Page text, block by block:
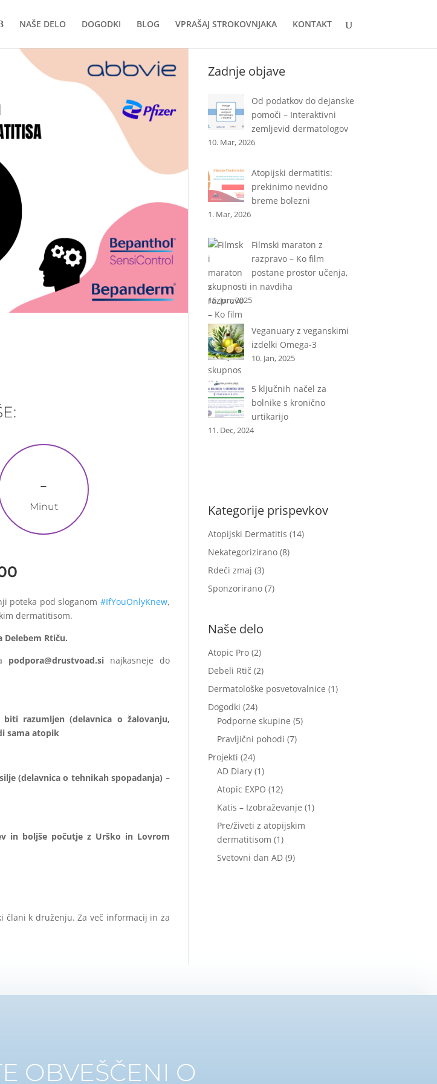
NAŠE DELO DOGODKI BLOG VPRAŠAJ STROKOVNJAKA KONTAKT
-
Minut
poteka pod sloganom #IfYouOnlyKnew,
dermatitisom.
Delebem Rtiču.
podpora@drustvoad.si najkasneje do
razumljen (delavnica o žalovanju,
sama atopik
(delavnica o tehnikah spopadanja) –
in boljše počutje z Urško in Lovrom
k druženju. Za več informacij in za
Zadnje objave
Od podatkov do dejanske
pomoči – Interaktivni
zemljevid dermatologov
10. Mar, 2026
Atopijski dermatitis:
prekinimo nevidno
breme bolezni
1. Mar, 2026
Filmski maraton z
razpravo – Ko film
postane prostor učenja,
skupnosti in navdiha
16. Jun, 2025
Veganuary z veganskimi
izdelki Omega-3
10. Jan, 2025
5 ključnih načel za
bolnike s kronično
urtikarijo
11. Dec, 2024
Kategorije prispevkov
Atopijski Dermatitis (14)
Nekategorizirano(8)
Rdeči zmaj (3)
Sponzorirano(7)
Naše delo
Atopic Pro(2)
Debeli Rtič (2)
Dermatološke posvetovalnice (1)
Dogodki (24)
Podporne skupine (5)
Pravljični pohodi (7)
Projekti (24)
AD Diary(1)
Atopic EXPO (12)
Katis – Izobraževanje (1)
Pre/živeti z atopijskim
dermatitisom (1)
Svetovni dan AD(9)
OBVEŠČENI O